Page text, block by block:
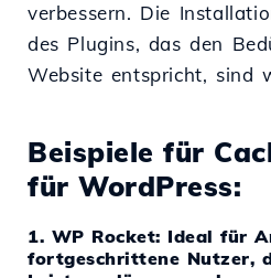
verbessern. Die
des Plugins, das den
Website entspricht, sind
Beispiele für
für WordPress:
1. WP Rocket: Ideal für
fortgeschrittene Nutzer,